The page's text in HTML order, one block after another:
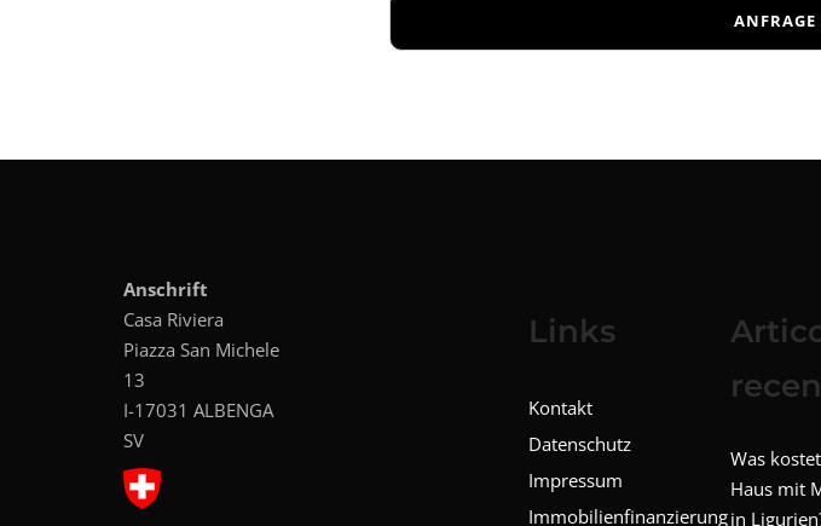
Anschrift
Casa Riviera
Piazza San Michele
13
I-17031 ALBENGA
SV
Links
Kontakt
Datenschutz
Impressum
Immobilienfinanzierung
Was
Haus mit
in